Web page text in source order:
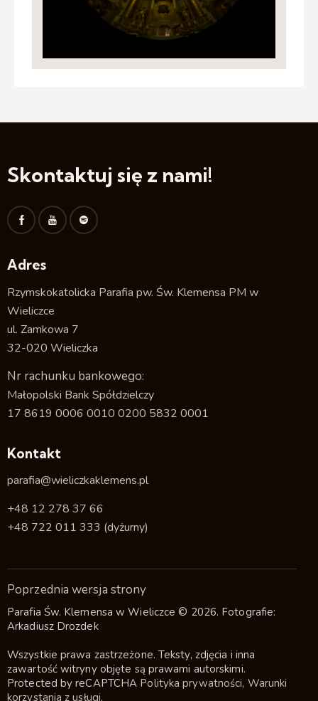
Skontaktuj się z nami!
Adres
Rzymskokatolicka Parafia pw. Św. Klemensa PM w
Wieliczce
ul. Zamkowa 7
32-020 Wieliczka
Nr rachunku bankowego:
Małopolski Bank Spółdzielczy
17 8619 0006 0010 0200 5832 0001
Kontakt
parafia@wieliczkaklemens.pl
+48 12 278 37 66
+48 722 011 333 (dyżurny)
Poprzednia wersja strony
Parafia Św. Klemensa w Wieliczce © 2026. Fotografie:
Arkadiusz Drozdek
Wszystkie prawa zastrzeżone. Teksty, zdjęcia i inna
zawartość witryny objęte są prawami autorskimi.
Protected by reCAPTCHA Polityka prywatności, Warunki
korzystania z usługi.